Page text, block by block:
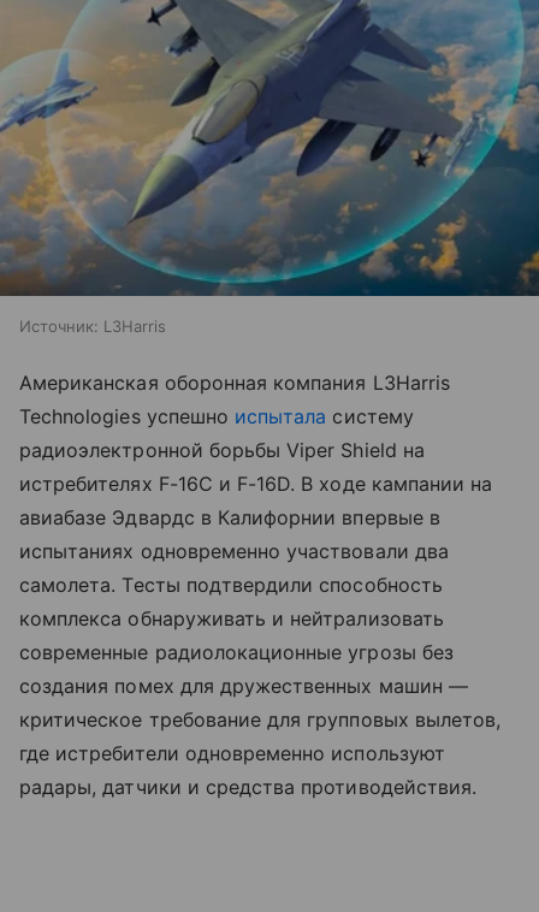
Источник: L3Harris
Американская оборонная компания L3Harris
Technologies успешно испытала систему
радиоэлектронной борьбы Viper Shield на
истребителях F-16C и F-16D. В ходе кампании на
авиабазе Эдвардс в Калифорнии впервые в
испытаниях одновременно участвовали два
самолета. Тесты подтвердили способность
комплекса обнаруживать и нейтрализовать
современные радиолокационные угрозы без
создания помех для дружественных машин —
критическое требование для групповых вылетов,
где истребители одновременно используют
радары, датчики и средства противодействия.